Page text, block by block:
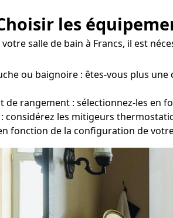
les
salle de bain à Francs, il est
ou baignoire : êtes-vous plus
de rangement : sélectionnez-les en
considérez les mitigeurs
fonction de la configuration de